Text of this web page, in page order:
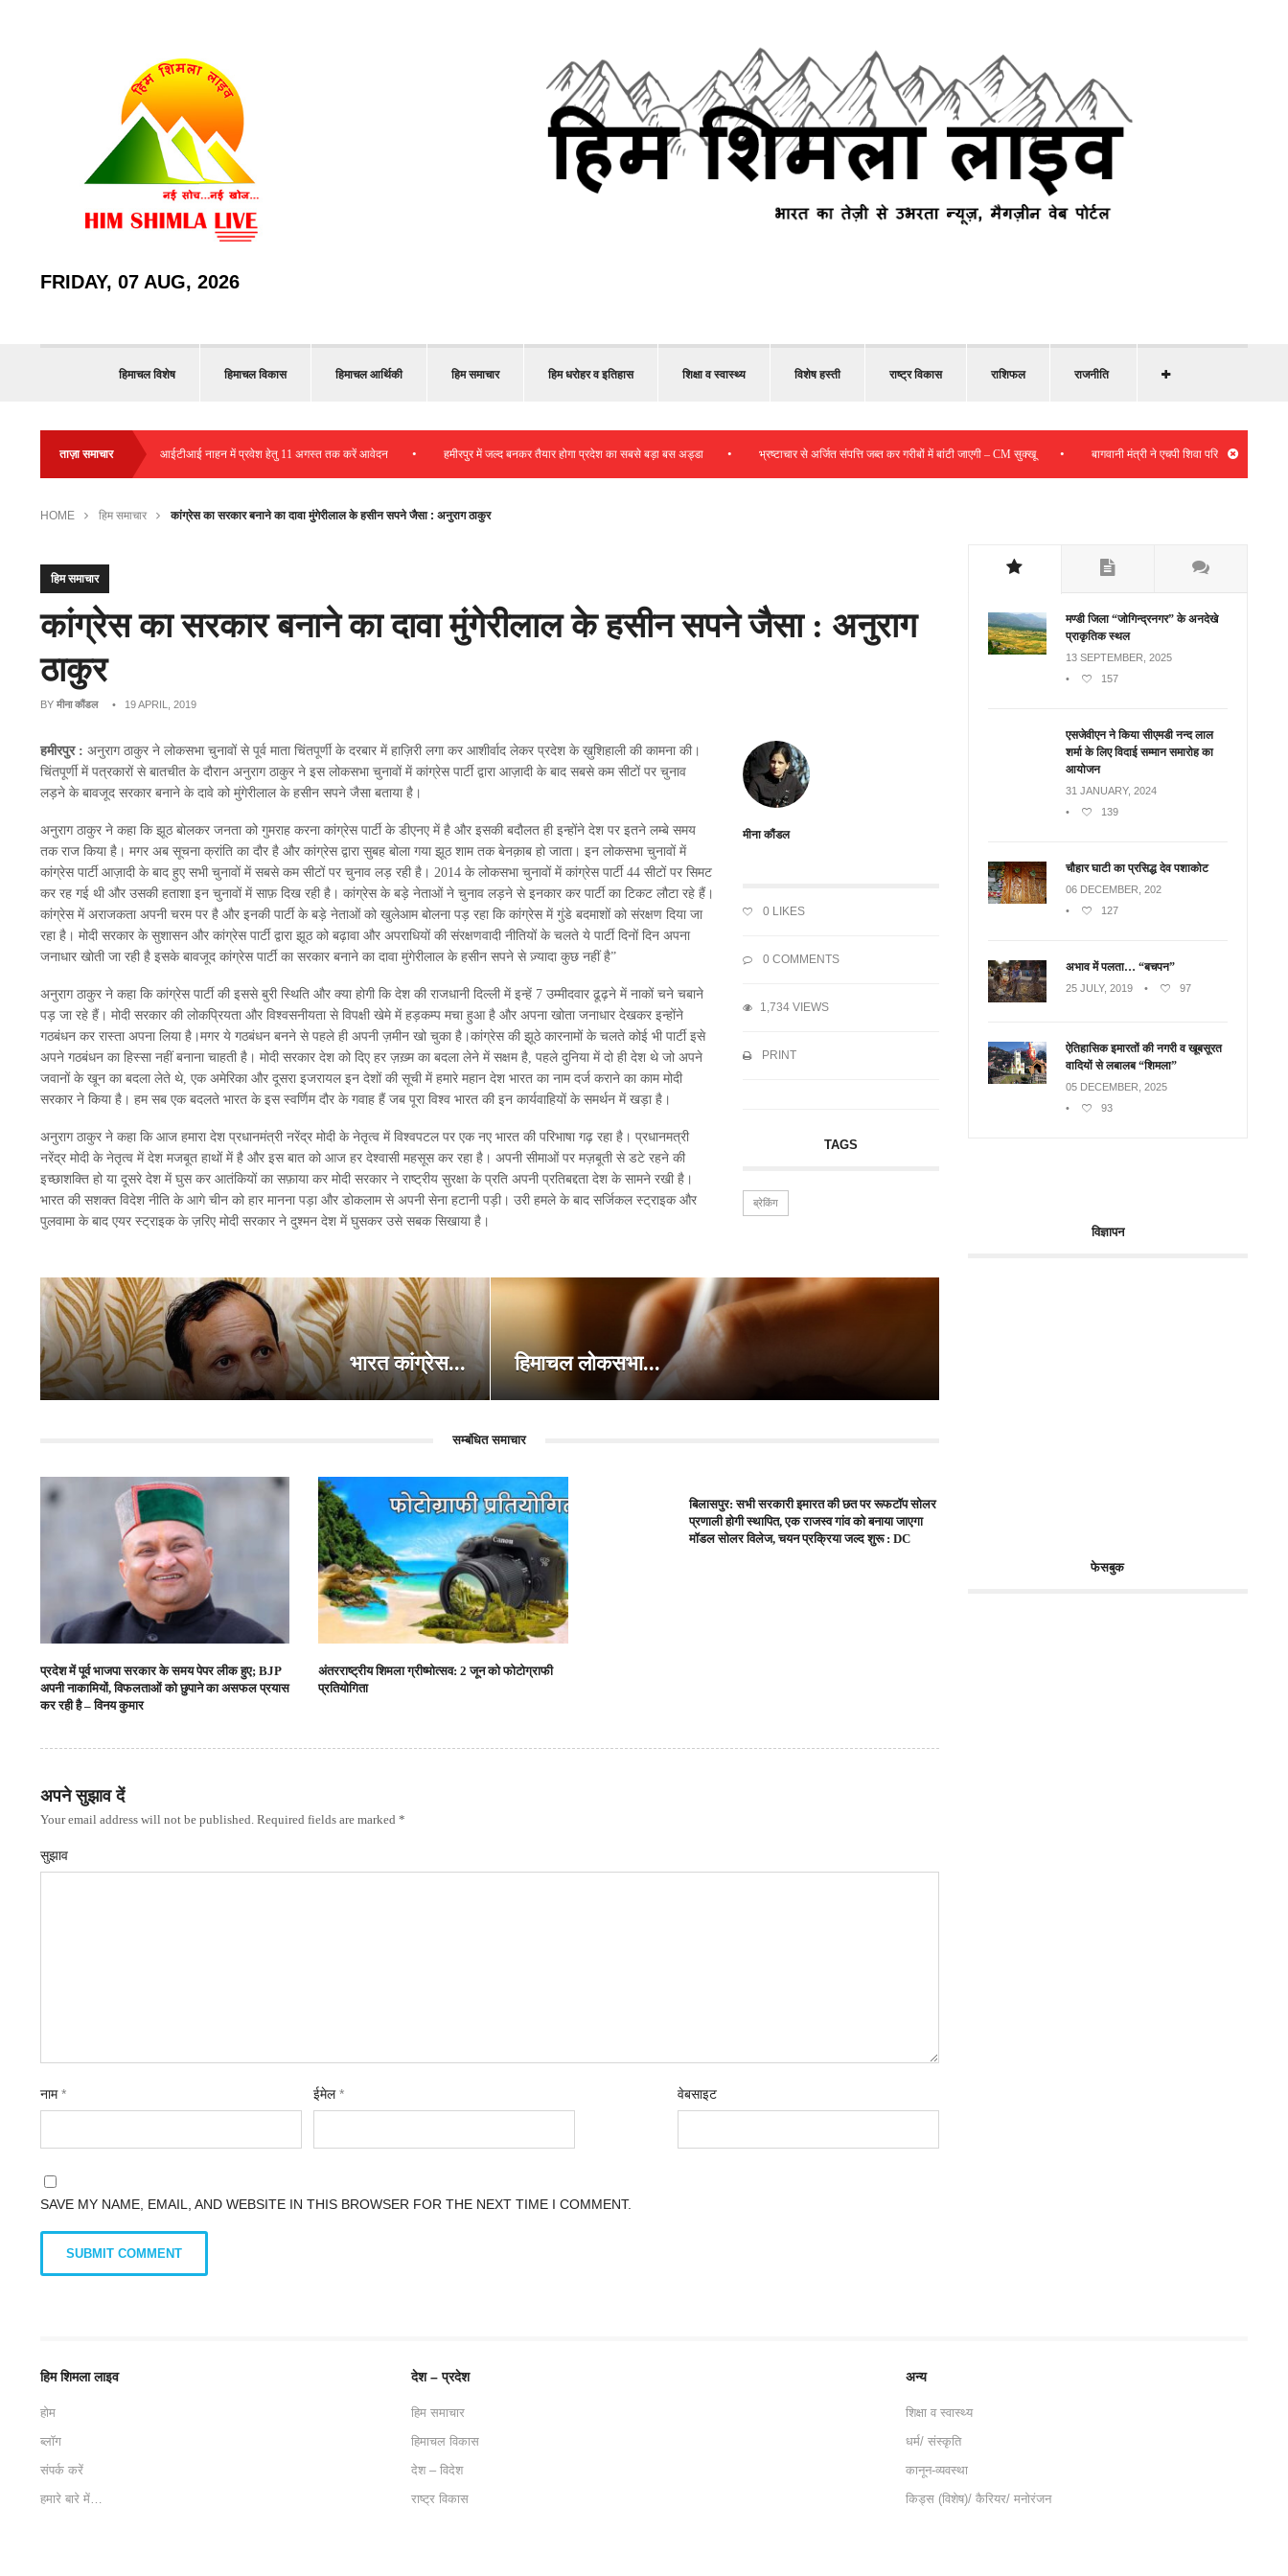
FRIDAY, 07 AUG, 2026
हिमाचल विशेष हिमाचल विकास हिमाचल आर्थिकी हिम समाचार हिम धरोहर व इतिहास शिक्षा व स्वास्थ्य विशेष हस्ती राष्ट्र विकास राशिफल राजनीति
ताज़ा समाचार
प्लेसमेंट आयोजित • आईटीआई नाहन में प्रवेश हेतु 11 अगस्त तक करें आवेदन • हमीरपुर में जल्द बनकर तैयार होगा प्रदेश का सबसे बड़ा बस अड्डा • भ्रष्टाचार से अर्जित संपत्ति जब्त कर गरीबों में बांटी जाएगी – CM सुक्खू • बागवानी मंत्री ने एचपी शिवा परियोजना की समीक्षा
HOME हिम समाचार कांग्रेस का सरकार बनाने का दावा मुंगेरीलाल के हसीन सपने जैसा : अनुराग ठाकुर
हिम समाचार
कांग्रेस का सरकार बनाने का दावा मुंगेरीलाल के हसीन सपने जैसा : अनुराग
ठाकुर
BY मीना कौंडल • 19 APRIL, 2019
मीना कौंडल
0 LIKES
0 COMMENTS
1,734 VIEWS
PRINT
TAGS
ब्रेकिंग
हमीरपुर : अनुराग ठाकुर ने लोकसभा चुनावों से पूर्व माता चिंतपूर्णी के दरबार में हाज़िरी लगा कर आशीर्वाद लेकर प्रदेश के ख़ुशिहाली की कामना की।
चिंतपूर्णी में पत्रकारों से बातचीत के दौरान अनुराग ठाकुर ने इस लोकसभा चुनावों में कांग्रेस पार्टी द्वारा आज़ादी के बाद सबसे कम सीटों पर चुनाव
लड़ने के बावजूद सरकार बनाने के दावे को मुंगेरीलाल के हसीन सपने जैसा बताया है।
अनुराग ठाकुर ने कहा कि झूठ बोलकर जनता को गुमराह करना कांग्रेस पार्टी के डीएनए में है और इसकी बदौलत ही इन्होंने देश पर इतने लम्बे समय
तक राज किया है। मगर अब सूचना क्रांति का दौर है और कांग्रेस द्वारा सुबह बोला गया झूठ शाम तक बेनक़ाब हो जाता। इन लोकसभा चुनावों में
कांग्रेस पार्टी आज़ादी के बाद हुए सभी चुनावों में सबसे कम सीटों पर चुनाव लड़ रही है। 2014 के लोकसभा चुनावों में कांग्रेस पार्टी 44 सीटों पर सिमट
कर रह गई थी और उसकी हताशा इन चुनावों में साफ़ दिख रही है। कांग्रेस के बड़े नेताओं ने चुनाव लड़ने से इनकार कर पार्टी का टिकट लौटा रहे हैं।
कांग्रेस में अराजकता अपनी चरम पर है और इनकी पार्टी के बड़े नेताओं को खुलेआम बोलना पड़ रहा कि कांग्रेस में गुंडे बदमाशों को संरक्षण दिया जा
रहा है। मोदी सरकार के सुशासन और कांग्रेस पार्टी द्वारा झूठ को बढ़ावा और अपराधियों की संरक्षणवादी नीतियों के चलते ये पार्टी दिनों दिन अपना
जनाधार खोती जा रही है इसके बावजूद कांग्रेस पार्टी का सरकार बनाने का दावा मुंगेरीलाल के हसीन सपने से ज़्यादा कुछ नहीं है”
अनुराग ठाकुर ने कहा कि कांग्रेस पार्टी की इससे बुरी स्थिति और क्या होगी कि देश की राजधानी दिल्ली में इन्हें 7 उम्मीदवार ढूढ़ने में नाकों चने चबाने
पड़ जा रहे हैं। मोदी सरकार की लोकप्रियता और विश्वसनीयता से विपक्षी खेमे में हड़कम्प मचा हुआ है और अपना खोता जनाधार देखकर इन्होंने
गठबंधन कर रास्ता अपना लिया है।मगर ये गठबंधन बनने से पहले ही अपनी ज़मीन खो चुका है।कांग्रेस की झूठे कारनामों के चलते कोई भी पार्टी इसे
अपने गठबंधन का हिस्सा नहीं बनाना चाहती है। मोदी सरकार देश को दिए हर ज़ख़्म का बदला लेने में सक्षम है, पहले दुनिया में दो ही देश थे जो अपने
जवानों के खून का बदला लेते थे, एक अमेरिका और दूसरा इजरायल इन देशों की सूची में हमारे महान देश भारत का नाम दर्ज कराने का काम मोदी
सरकार ने किया है। हम सब एक बदलते भारत के इस स्वर्णिम दौर के गवाह हैं जब पूरा विश्व भारत की इन कार्यवाहियों के समर्थन में खड़ा है।
अनुराग ठाकुर ने कहा कि आज हमारा देश प्रधानमंत्री नरेंद्र मोदी के नेतृत्व में विश्वपटल पर एक नए भारत की परिभाषा गढ़ रहा है। प्रधानमत्री
नरेंद्र मोदी के नेतृत्व में देश मजबूत हाथों में है और इस बात को आज हर देश्वासी महसूस कर रहा है। अपनी सीमाओं पर मज़बूती से डटे रहने की
इच्छाशक्ति हो या दूसरे देश में घुस कर आतंकियों का सफ़ाया कर मोदी सरकार ने राष्ट्रीय सुरक्षा के प्रति अपनी प्रतिबद्दता देश के सामने रखी है।
भारत की सशक्त विदेश नीति के आगे चीन को हार मानना पड़ा और डोकलाम से अपनी सेना हटानी पड़ी। उरी हमले के बाद सर्जिकल स्ट्राइक और
पुलवामा के बाद एयर स्ट्राइक के ज़रिए मोदी सरकार ने दुश्मन देश में घुसकर उसे सबक सिखाया है।
भारत कांग्रेस... हिमाचल लोकसभा...
सम्बंधित समाचार
प्रदेश में पूर्व भाजपा सरकार के समय पेपर लीक हुए; BJP
अपनी नाकामियों, विफलताओं को छुपाने का असफल प्रयास
कर रही है – विनय कुमार
अंतरराष्ट्रीय शिमला ग्रीष्मोत्सव: 2 जून को फोटोग्राफी
प्रतियोगिता
बिलासपुर: सभी सरकारी इमारत की छत पर रूफटॉप सोलर
प्रणाली होगी स्थापित, एक राजस्व गांव को बनाया जाएगा
मॉडल सोलर विलेज, चयन प्रक्रिया जल्द शुरू : DC
अपने सुझाव दें
Your email address will not be published. Required fields are marked *
सुझाव
नाम* ईमेल* वेबसाइट
SAVE MY NAME, EMAIL, AND WEBSITE IN THIS BROWSER FOR THE NEXT TIME I COMMENT.
मण्डी जिला “जोगिन्द्रनगर” के अनदेखे
प्राकृतिक स्थल
13 SEPTEMBER, 2025
•
157
एसजेवीएन ने किया सीएमडी नन्‍द लाल
शर्मा के लिए विदाई सम्मान समारोह का
आयोजन
31 JANUARY, 2024
•
139
चौहार घाटी का प्रसिद्ध देव पशाकोट
06 DECEMBER, 202
•
127
अभाव में पलता… “बचपन”
25 JULY, 2019 • 97
ऐतिहासिक इमारतों की नगरी व खूबसूरत
वादियों से लबालब “शिमला”
05 DECEMBER, 2025
•
93
विज्ञापन
फेसबुक
हिम शिमला लाइव
होम
ब्लॉग
संपर्क करें
हमारे बारे में…
देश – प्रदेश
हिम समाचार
हिमाचल विकास
देश – विदेश
राष्ट्र विकास
अन्य
शिक्षा व स्वास्थ्य
धर्म/ संस्कृति
कानून-व्यवस्था
किड्स (विशेष)/ कैरियर/ मनोरंजन